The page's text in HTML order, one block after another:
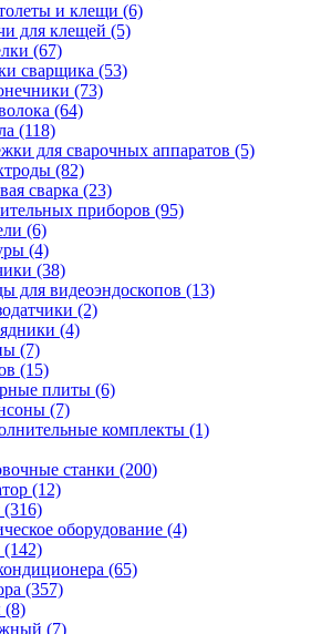
и клещи (6)
для клещей (5)
(67)
сварщика (53)
(73)
(64)
(118)
для сварочных аппаратов (5)
(82)
сварка (23)
приборов (95)
(6)
(4)
(38)
для видеоэндоскопов (13)
(2)
(4)
(7)
(15)
плиты (6)
(7)
комплекты (1)
станки (200)
(12)
(316)
оборудование (4)
(142)
(65)
(357)
(8)
(7)